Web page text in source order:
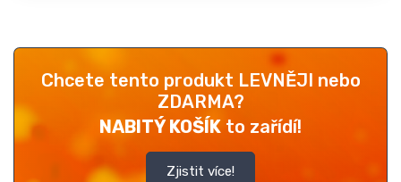
Chcete tento produkt LEVNĚJI nebo
ZDARMA?
NABITÝ KOŠÍK to zařídí!
Zjistit více!